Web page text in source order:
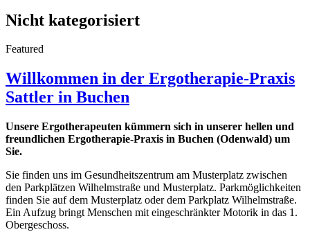
Nicht kategorisiert
Featured
Willkommen in der Ergotherapie-Praxis
Sattler in Buchen
Unsere Ergotherapeuten kümmern sich in unserer hellen und
freundlichen Ergotherapie-Praxis in Buchen (Odenwald) um
Sie.
Sie finden uns im Gesundheitszentrum am Musterplatz zwischen
den Parkplätzen Wilhelmstraße und Musterplatz. Parkmöglichkeiten
finden Sie auf dem Musterplatz oder dem Parkplatz Wilhelmstraße.
Ein Aufzug bringt Menschen mit eingeschränkter Motorik in das 1.
Obergeschoss.